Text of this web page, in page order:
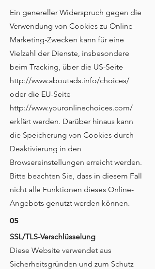
Ein genereller Widerspruch gegen die
Verwendung von Cookies zu Online-
Marketing-Zwecken kann für eine
Vielzahl der Dienste, insbesondere
beim Tracking, über die US-Seite
http://www.aboutads.info/choices/
oder die EU-Seite
http://www.youronlinechoices.com/
erklärt werden. Darüber hinaus kann
die Speicherung von Cookies durch
Deaktivierung in den
Browsereinstellungen erreicht werden.
Bitte beachten Sie, dass in diesem Fall
nicht alle Funktionen dieses Online-
Angebots genutzt werden können.
05
SSL/TLS-Verschlüsselung
Diese Website verwendet aus
Sicherheitsgründen und zum Schutz